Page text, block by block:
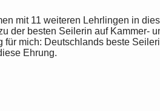
mit 11 weiteren Lehrlingen in
der besten Seilerin auf Kammer-
für mich: Deutschlands beste
Ehrung.